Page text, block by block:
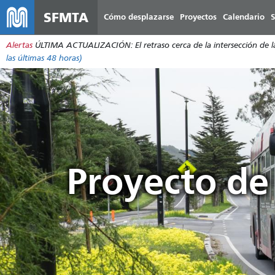
SFMTA Cómo desplazarse Proyectos Calendario
Alertas ÚLTIMA ACTUALIZACIÓN: El retraso cerca de la intersección
las últimas 48 horas)
Proyecto